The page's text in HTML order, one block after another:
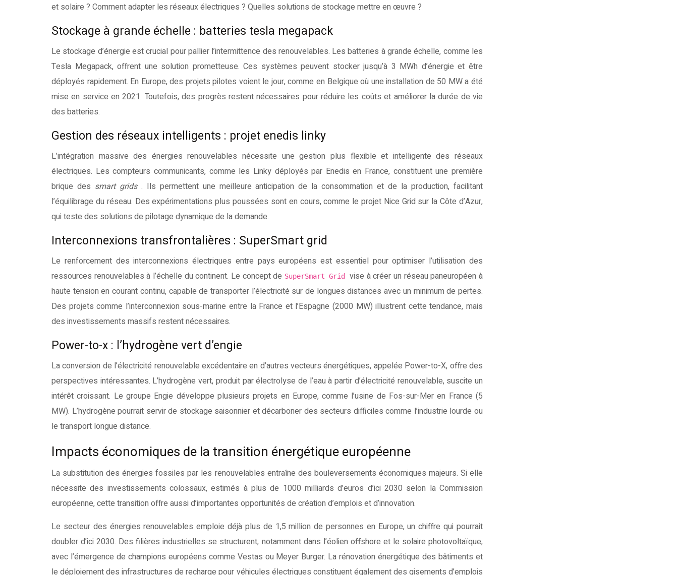
et solaire ? Comment adapter les réseaux électriques ? Quelles solutions de stockage mettre en œuvre ?
Stockage à grande échelle : batteries tesla megapack
Le stockage d’énergie est crucial pour pallier l’intermittence des renouvelables. Les batteries à grande échelle, comme les
Tesla Megapack, offrent une solution prometteuse. Ces systèmes peuvent stocker jusqu’à 3 MWh d’énergie et être
déployés rapidement. En Europe, des projets pilotes voient le jour, comme en Belgique où une installation de 50 MW a été
mise en service en 2021. Toutefois, des progrès restent nécessaires pour réduire les coûts et améliorer la durée de vie
des batteries.
Gestion des réseaux intelligents : projet enedis linky
L’intégration massive des énergies renouvelables nécessite une gestion plus flexible et intelligente des réseaux
électriques. Les compteurs communicants, comme les Linky déployés par Enedis en France, constituent une première
brique des smart grids . Ils permettent une meilleure anticipation de la consommation et de la production, facilitant
l’équilibrage du réseau. Des expérimentations plus poussées sont en cours, comme le projet Nice Grid sur la Côte d’Azur,
qui teste des solutions de pilotage dynamique de la demande.
Interconnexions transfrontalières : SuperSmart grid
Le renforcement des interconnexions électriques entre pays européens est essentiel pour optimiser l’utilisation des
ressources renouvelables à l’échelle du continent. Le concept de SuperSmart Gridvise à créer un réseau paneuropéen à
haute tension en courant continu, capable de transporter l’électricité sur de longues distances avec un minimum de pertes.
Des projets comme l’interconnexion sous-marine entre la France et l’Espagne (2000 MW) illustrent cette tendance, mais
des investissements massifs restent nécessaires.
Power-to-x : l’hydrogène vert d’engie
La conversion de l’électricité renouvelable excédentaire en d’autres vecteurs énergétiques, appelée Power-to-X, offre des
perspectives intéressantes. L’hydrogène vert, produit par électrolyse de l’eau à partir d’électricité renouvelable, suscite un
intérêt croissant. Le groupe Engie développe plusieurs projets en Europe, comme l’usine de Fos-sur-Mer en France (5
MW). L’hydrogène pourrait servir de stockage saisonnier et décarboner des secteurs difficiles comme l’industrie lourde ou
le transport longue distance.
Impacts économiques de la transition énergétique européenne
La substitution des énergies fossiles par les renouvelables entraîne des bouleversements économiques majeurs. Si elle
nécessite des investissements colossaux, estimés à plus de 1000 milliards d’euros d’ici 2030 selon la Commission
européenne, cette transition offre aussi d’importantes opportunités de création d’emplois et d’innovation.
Le secteur des énergies renouvelables emploie déjà plus de 1,5 million de personnes en Europe, un chiffre qui pourrait
doubler d’ici 2030. Des filières industrielles se structurent, notamment dans l’éolien offshore et le solaire photovoltaïque,
avec l’émergence de champions européens comme Vestas ou Meyer Burger. La rénovation énergétique des bâtiments et
le déploiement des infrastructures de recharge pour véhicules électriques constituent également des gisements d’emplois